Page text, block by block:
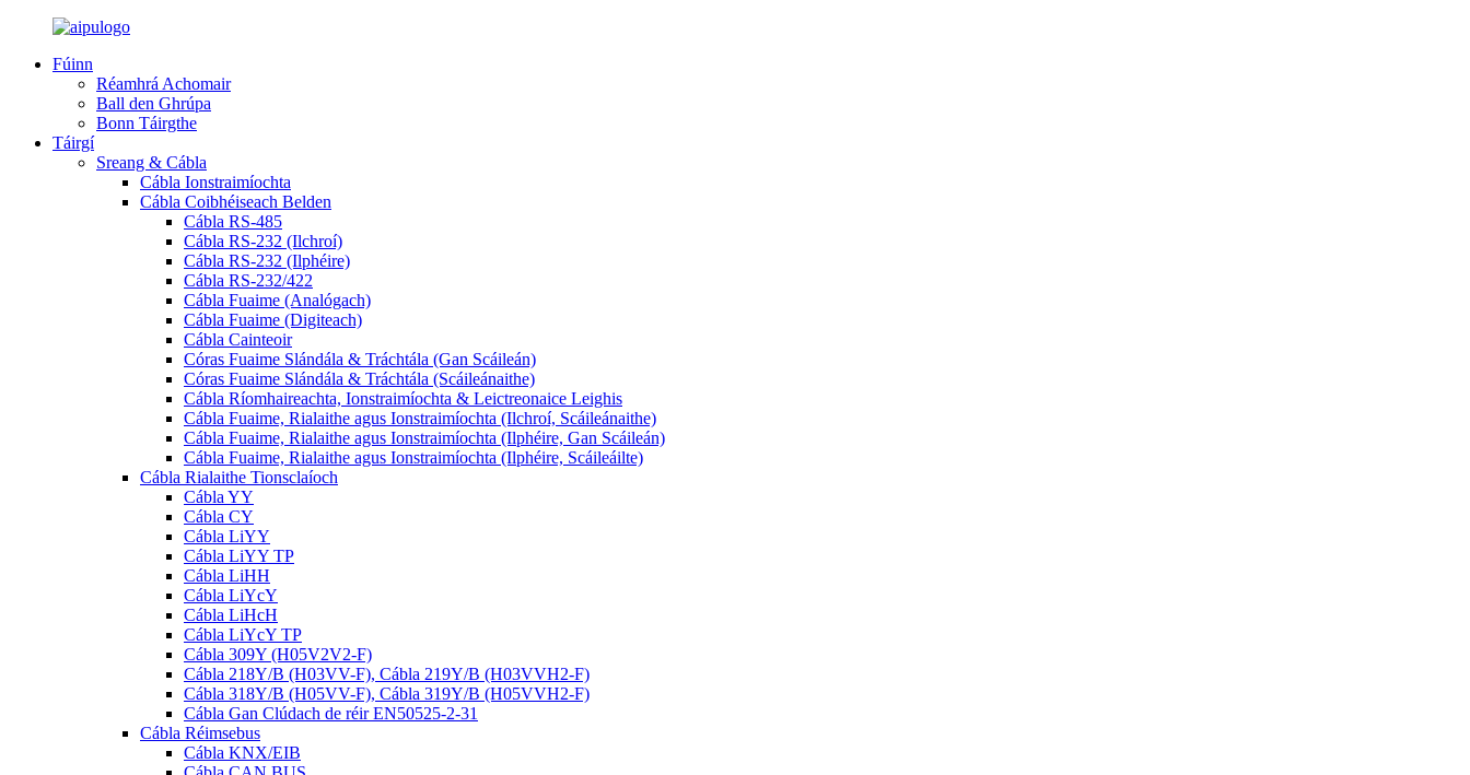
Fúinn
Réamhrá Achomair
Ball den Ghrúpa
Bonn Táirgthe
Táirgí
Sreang & Cábla
Cábla Ionstraimíochta
Cábla Coibhéiseach Belden
Cábla RS-485
Cábla RS-232 (Ilchroí)
Cábla RS-232 (Ilphéire)
Cábla RS-232/422
Cábla Fuaime (Analógach)
Cábla Fuaime (Digiteach)
Cábla Cainteoir
Córas Fuaime Slándála & Tráchtála (Gan Scáileán)
Córas Fuaime Slándála & Tráchtála (Scáileánaithe)
Cábla Ríomhaireachta, Ionstraimíochta & Leictreonaice Leighis
Cábla Fuaime, Rialaithe agus Ionstraimíochta (Ilchroí, Scáileánaithe)
Cábla Fuaime, Rialaithe agus Ionstraimíochta (Ilphéire, Gan Scáileán)
Cábla Fuaime, Rialaithe agus Ionstraimíochta (Ilphéire, Scáileáilte)
Cábla Rialaithe Tionsclaíoch
Cábla YY
Cábla CY
Cábla LiYY
Cábla LiYY TP
Cábla LiHH
Cábla LiYcY
Cábla LiHcH
Cábla LiYcY TP
Cábla 309Y (H05V2V2-F)
Cábla 218Y/B (H03VV-F), Cábla 219Y/B (H03VVH2-F)
Cábla 318Y/B (H05VV-F), Cábla 319Y/B (H05VVH2-F)
Cábla Gan Clúdach de réir EN50525-2-31
Cábla Réimsebus
Cábla KNX/EIB